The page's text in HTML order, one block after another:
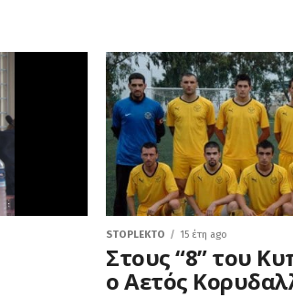
STOPLEKTO 15 έτη ago
Στους “8” του
ο Αετός